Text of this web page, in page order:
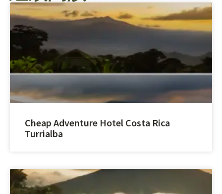
Cheap Adventure Hotel Costa Rica
Turrialba